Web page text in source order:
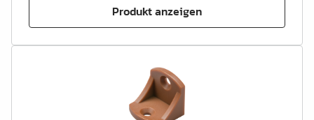
Produkt anzeigen